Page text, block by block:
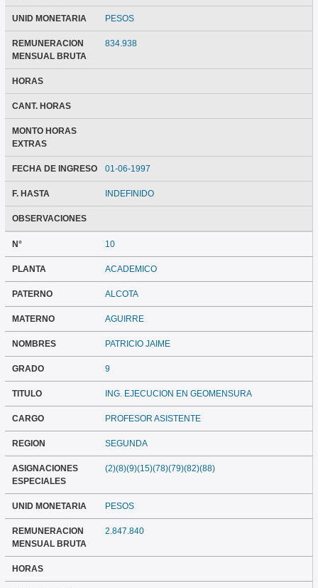
UNID MONETARIA PESOS
REMUNERACION
MENSUAL BRUTA
834.938
HORAS
CANT. HORAS
MONTO HORAS
EXTRAS
FECHA DE INGRESO 01-06-1997
F. HASTA INDEFINIDO
OBSERVACIONES
N° 10
PLANTA ACADEMICO
PATERNO ALCOTA
MATERNO AGUIRRE
NOMBRES PATRICIO JAIME
GRADO 9
TITULO ING. EJECUCION EN GEOMENSURA
CARGO PROFESOR ASISTENTE
REGION SEGUNDA
ASIGNACIONES
ESPECIALES
(2)(8)(9)(15)(78)(79)(82)(88)
UNID MONETARIA PESOS
REMUNERACION
MENSUAL BRUTA
2.847.840
HORAS